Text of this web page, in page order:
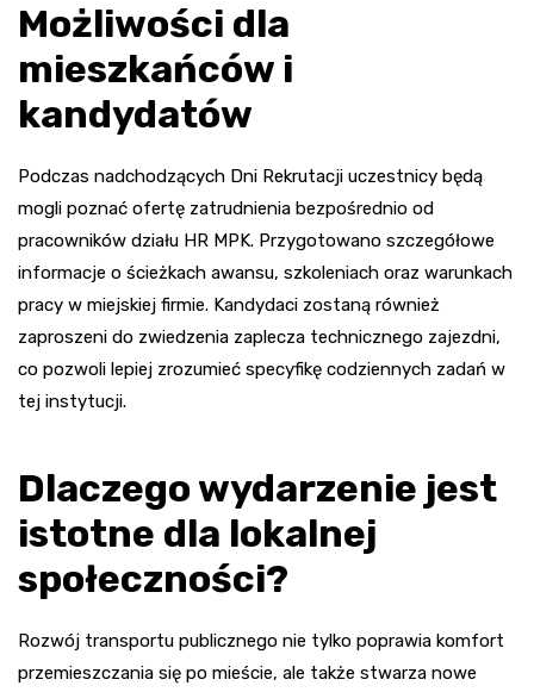
Możliwości dla
mieszkańców i
kandydatów
Podczas nadchodzących Dni Rekrutacji uczestnicy będą
mogli poznać ofertę zatrudnienia bezpośrednio od
pracowników działu HR MPK. Przygotowano szczegółowe
informacje o ścieżkach awansu, szkoleniach oraz warunkach
pracy w miejskiej firmie. Kandydaci zostaną również
zaproszeni do zwiedzenia zaplecza technicznego zajezdni,
co pozwoli lepiej zrozumieć specyfikę codziennych zadań w
tej instytucji.
Dlaczego wydarzenie jest
istotne dla lokalnej
społeczności?
Rozwój transportu publicznego nie tylko poprawia komfort
przemieszczania się po mieście, ale także stwarza nowe